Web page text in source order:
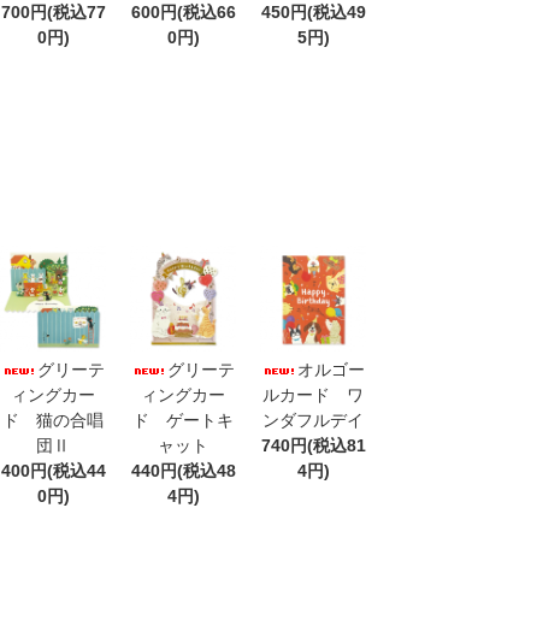
700円(税込77
0円)
600円(税込66
0円)
450円(税込49
5円)
グリーテ
ィングカー
ド 猫の合唱
団Ⅱ
400円(税込44
0円)
グリーテ
ィングカー
ド ゲートキ
ャット
440円(税込48
4円)
オルゴー
ルカード ワ
ンダフルデイ
740円(税込81
4円)